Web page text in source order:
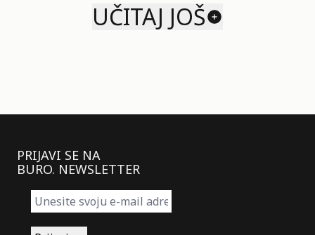
UČITAJ JOŠ
PRIJAVI SE NA
BURO. NEWSLETTER